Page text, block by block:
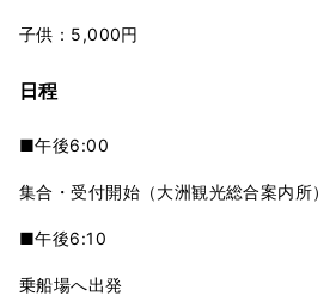
子供：5,000円
日程
■午後6:00
集合・受付開始（大洲観光総合案内所）
■午後6:10
乗船場へ出発